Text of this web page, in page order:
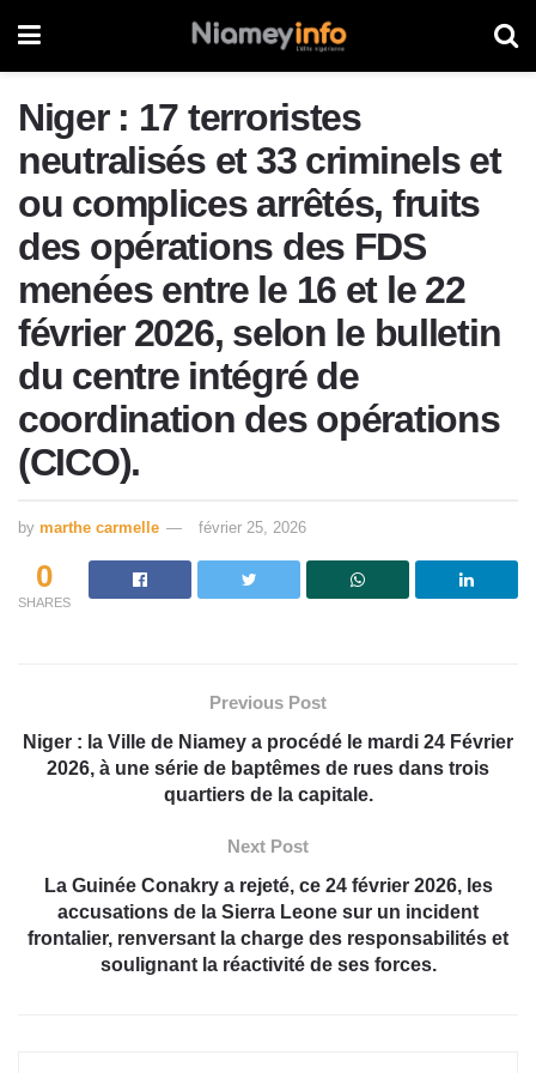
Niger : 17 terroristes
neutralisés et 33 criminels et
ou complices arrêtés, fruits
des opérations des FDS
menées entre le 16 et le 22
février 2026, selon le bulletin
du centre intégré de
coordination des opérations
(CICO).
by marthe carmelle février 25, 2026
0
SHARES
Previous Post
Niger : la Ville de Niamey a procédé le mardi 24 Février
2026, à une série de baptêmes de rues dans trois
quartiers de la capitale.
Next Post
La Guinée Conakry a rejeté, ce 24 février 2026, les
accusations de la Sierra Leone sur un incident
frontalier, renversant la charge des responsabilités et
soulignant la réactivité de ses forces.